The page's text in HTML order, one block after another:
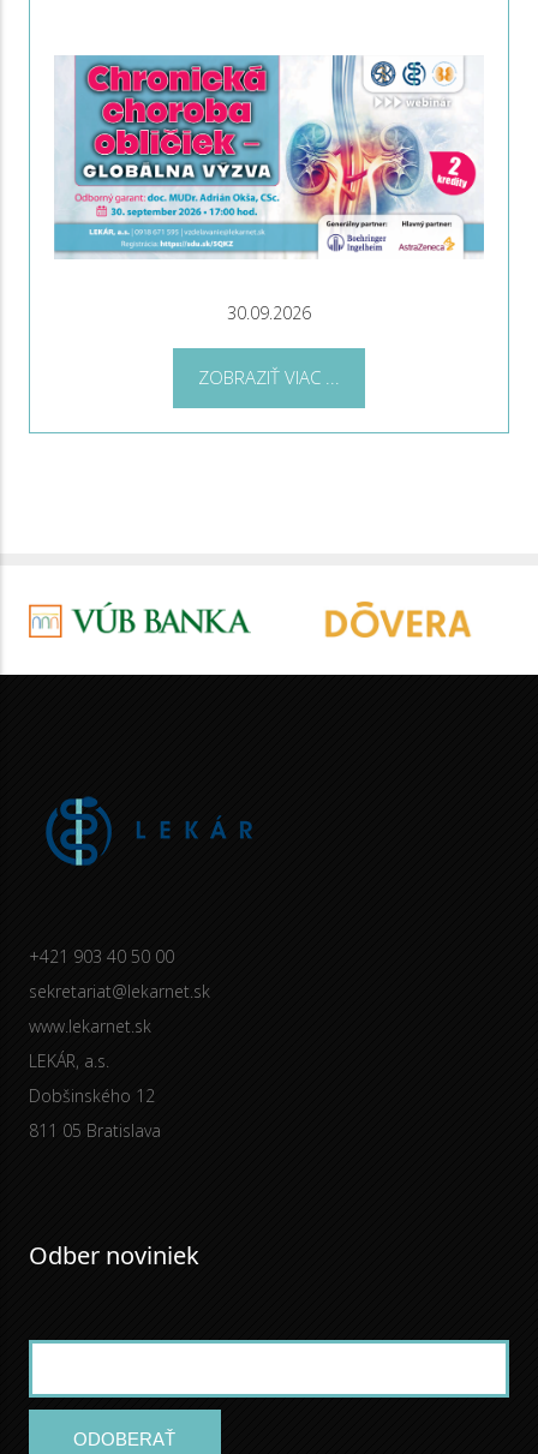
30.09.2026
ZOBRAZIŤ VIAC ...
+421 903 40 50 00
sekretariat@lekarnet.sk
www.lekarnet.sk
LEKÁR, a.s.
Dobšinského 12
811 05 Bratislava
Odber noviniek
ODOBERAŤ